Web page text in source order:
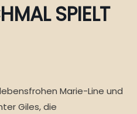
SPIELT
Marie-Line und
Giles, die